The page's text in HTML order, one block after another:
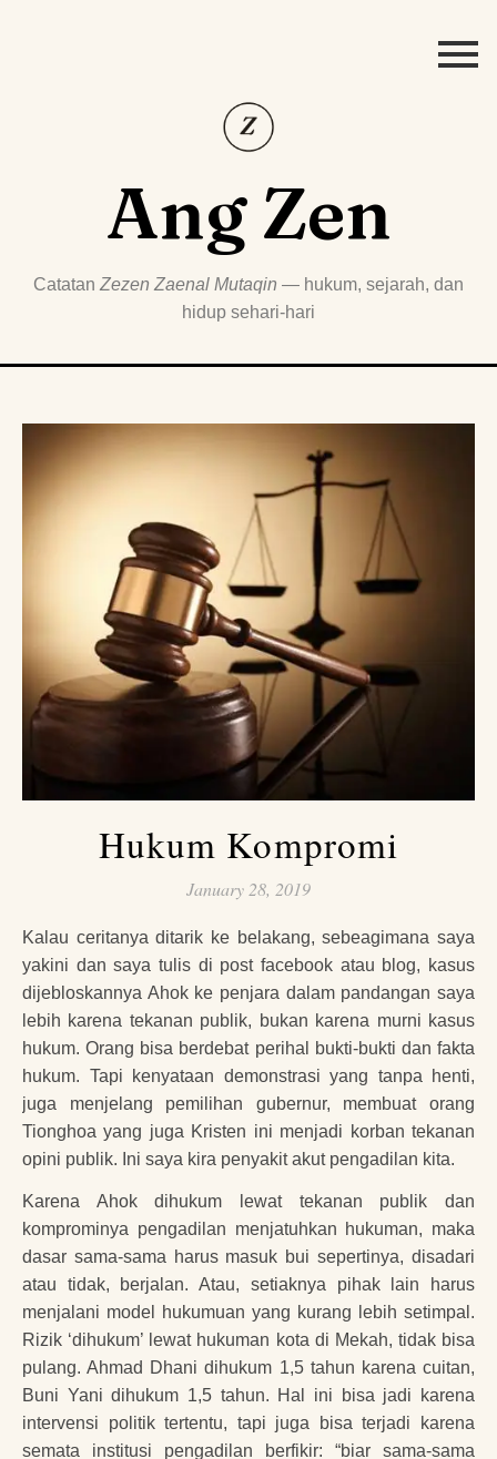
Ang Zen
Catatan Zezen Zaenal Mutaqin — hukum, sejarah, dan
hidup sehari-hari
Hukum Kompromi
January 28, 2019
Kalau ceritanya ditarik ke belakang, sebeagimana saya
yakini dan saya tulis di post facebook atau blog, kasus
dijebloskannya Ahok ke penjara dalam pandangan saya
lebih karena tekanan publik, bukan karena murni kasus
hukum. Orang bisa berdebat perihal bukti-bukti dan fakta
hukum. Tapi kenyataan demonstrasi yang tanpa henti,
juga menjelang pemilihan gubernur, membuat orang
Tionghoa yang juga Kristen ini menjadi korban tekanan
opini publik. Ini saya kira penyakit akut pengadilan kita.
Karena Ahok dihukum lewat tekanan publik dan
komprominya pengadilan menjatuhkan hukuman, maka
dasar sama-sama harus masuk bui sepertinya, disadari
atau tidak, berjalan. Atau, setiaknya pihak lain harus
menjalani model hukumuan yang kurang lebih setimpal.
Rizik ‘dihukum’ lewat hukuman kota di Mekah, tidak bisa
pulang. Ahmad Dhani dihukum 1,5 tahun karena cuitan,
Buni Yani dihukum 1,5 tahun. Hal ini bisa jadi karena
intervensi politik tertentu, tapi juga bisa terjadi karena
semata institusi pengadilan berfikir: “biar sama-sama